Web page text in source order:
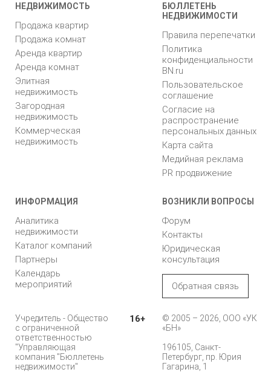
НЕДВИЖИМОСТЬ
Продажа квартир
Продажа комнат
Аренда квартир
Аренда комнат
Элитная
недвижимость
Загородная
недвижимость
Коммерческая
недвижимость
БЮЛЛЕТЕНЬ
НЕДВИЖИМОСТИ
Правила перепечатки
Политика
конфиденциальности
BN.ru
Пользовательское
соглашение
Согласие на
распространение
персональных данных
Карта сайта
Медийная реклама
PR продвижение
ИНФОРМАЦИЯ
Аналитика
недвижимости
Каталог компаний
Партнеры
Календарь
мероприятий
ВОЗНИКЛИ ВОПРОСЫ
Форум
Контакты
Юридическая
консультация
Обратная связь
Учредитель - Общество
с ограниченной
ответственностью
"Управляющая
компания "Бюллетень
недвижимости"
16+
© 2005 – 2026, ООО «УК
«БН»
196105, Санкт-
Петербург, пр. Юрия
Гагарина, 1